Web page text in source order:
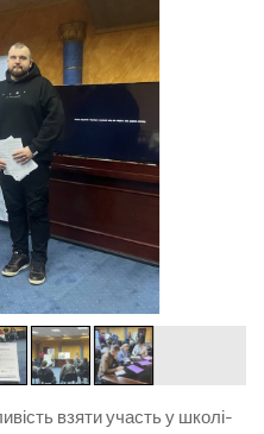
взяти участь у школі-